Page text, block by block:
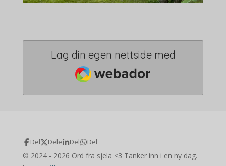
Lag din egen nettside med
Webador
Del Dele Del Del
© 2024 - 2026 Ord fra sjela <3 Tanker inn i en ny dag.